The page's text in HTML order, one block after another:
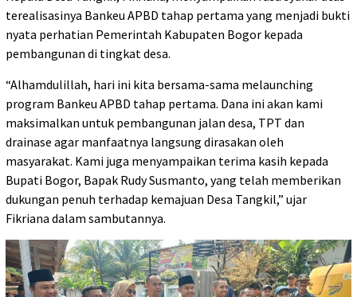
terealisasinya Bankeu APBD tahap pertama yang menjadi bukti
nyata perhatian Pemerintah Kabupaten Bogor kepada
pembangunan di tingkat desa.
“Alhamdulillah, hari ini kita bersama-sama melaunching
program Bankeu APBD tahap pertama. Dana ini akan kami
maksimalkan untuk pembangunan jalan desa, TPT dan
drainase agar manfaatnya langsung dirasakan oleh
masyarakat. Kami juga menyampaikan terima kasih kepada
Bupati Bogor, Bapak Rudy Susmanto, yang telah memberikan
dukungan penuh terhadap kemajuan Desa Tangkil,” ujar
Fikriana dalam sambutannya.